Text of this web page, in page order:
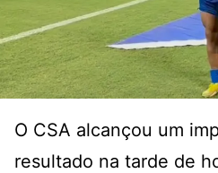
O CSA alcançou um
resultado na tarde de